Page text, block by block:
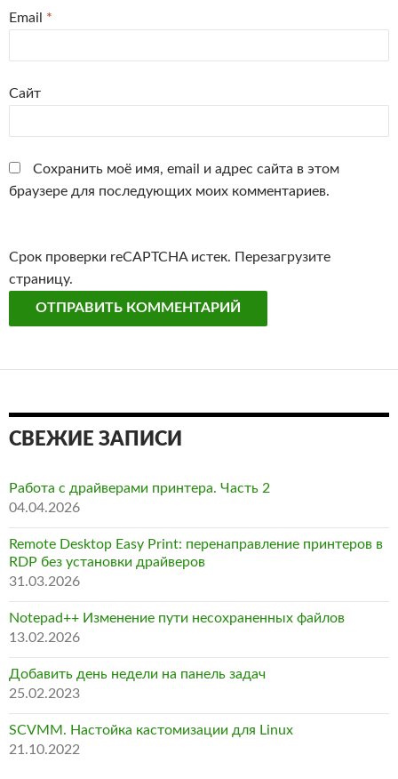
Email *
Сайт
Сохранить моё имя, email и адрес сайта в этом
браузере для последующих моих комментариев.
Срок проверки reCAPTCHA истек. Перезагрузите
страницу.
СВЕЖИЕ ЗАПИСИ
Работа с драйверами принтера. Часть 2
04.04.2026
Remote Desktop Easy Print: перенаправление принтеров в
RDP без установки драйверов
31.03.2026
Notepad++ Изменение пути несохраненных файлов
13.02.2026
Добавить день недели на панель задач
25.02.2023
SCVMM. Настойка кастомизации для Linux
21.10.2022